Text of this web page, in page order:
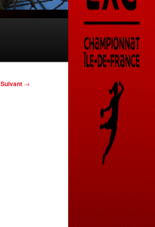
Suivant →